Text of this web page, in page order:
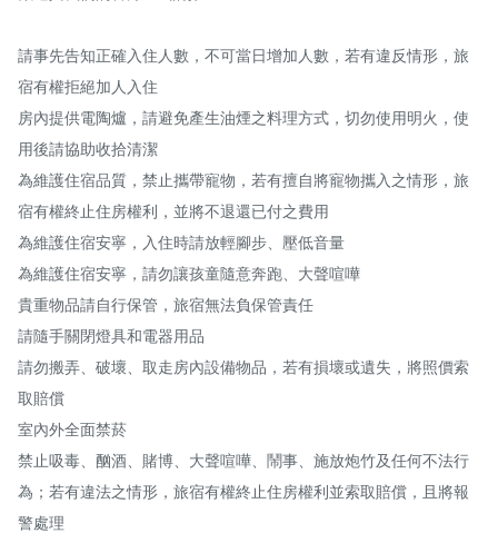
請事先告知正確入住人數，不可當日增加人數，若有違反情形，旅
宿有權拒絕加人入住
房內提供電陶爐，請避免產生油煙之料理方式，切勿使用明火，使
用後請協助收拾清潔
為維護住宿品質，禁止攜帶寵物，若有擅自將寵物攜入之情形，旅
宿有權終止住房權利，並將不退還已付之費用
為維護住宿安寧，入住時請放輕腳步、壓低音量
為維護住宿安寧，請勿讓孩童隨意奔跑、大聲喧嘩
貴重物品請自行保管，旅宿無法負保管責任
請隨手關閉燈具和電器用品
請勿搬弄、破壞、取走房內設備物品，若有損壞或遺失，將照價索
取賠償
室內外全面禁菸
禁止吸毒、酗酒、賭博、大聲喧嘩、鬧事、施放炮竹及任何不法行
為；若有違法之情形，旅宿有權終止住房權利並索取賠償，且將報
警處理